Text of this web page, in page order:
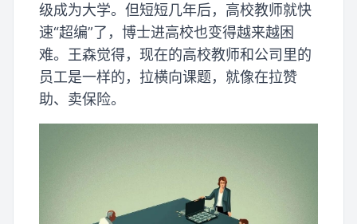
级成为大学。但短短几年后，高校教师就快
速“超编”了，博士进高校也变得越来越困
难。王森觉得，现在的高校教师和公司里的
员工是一样的，拉横向课题，就像在拉赞
助、卖保险。